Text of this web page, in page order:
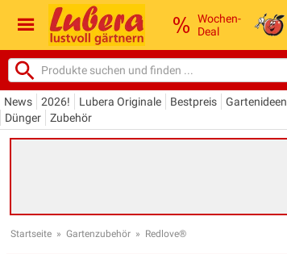
Wochen-
Deal
News 2026! Lubera Originale Bestpreis Gartenideen
Dünger
Zubehör
Startseite » Gartenzubehör » Redlove®